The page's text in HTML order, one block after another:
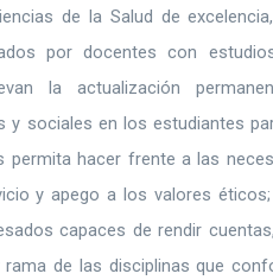
de la Salud de
por docentes con
la actualización
y sociales en los estudiantes
hacer frente a las
y apego a los valores
capaces de rendir
rama de las disciplinas que